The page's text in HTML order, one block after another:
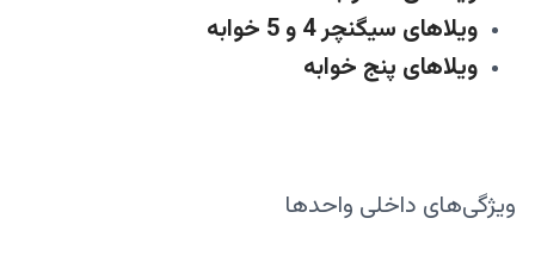
ویلاهای سیگنچر 4 و 5 خوابه
ویلاهای پنج خوابه
ویژگی‌های داخلی واحدها